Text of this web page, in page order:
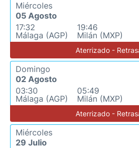
Miércoles
05 Agosto
17:32
Málaga (AGP)
19:46
Milán (MXP)
Aterrizado -
Domingo
02 Agosto
03:30
Málaga (AGP)
05:49
Milán (MXP)
Aterrizado -
Miércoles
29 Julio